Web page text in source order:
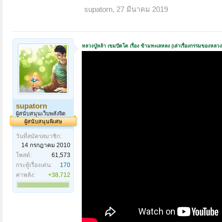
supatorn, 27 มีนาคม 2019
supatorn
ผู้สนับสนุนเว็บพลังจิต
ผู้สนับสนุนพิเศษ
วันที่สมัครสมาชิก:
14 กรกฎาคม 2010
โพสต์:
61,573
กระทู้เรื่องเด่น:
170
ค่าพลัง:
+38,712
หลวงปู่หล้า เขมปัตโต เรื่อง ข้ามทะเลหลง (เล่าเรื่องกรรมของหลวง